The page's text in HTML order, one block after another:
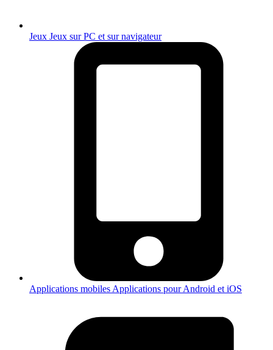
Jeux Jeux sur PC et sur navigateur
Applications mobiles Applications pour Android et iOS